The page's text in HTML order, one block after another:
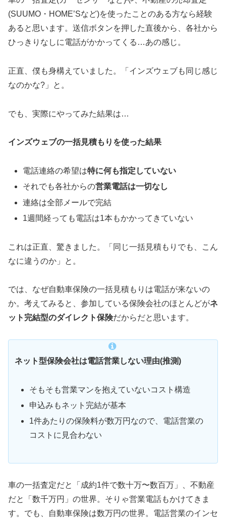
(SUUMO・HOME’Sなど)を使ったことのある方なら経験
あると思います。送信ボタンを押した直後から、各社から
ひっきりなしに電話がかかってくる…あの感じ。
正直、僕も身構えていました。「インズウェブも同じ感じ
なのかな?」と。
でも、実際にやってみた結果は…
インズウェブの一括見積もりを使った結果
電話連絡の希望は特に何も指定していない
それでも各社からの営業電話は一切なし
連絡は全部メールで完結
1週間経っても電話は1本もかかってきていない
これは正直、驚きました。「同じ一括見積もりでも、こん
なに違うのか」と。
では、なぜ自動車保険の一括見積もりは電話が来ないの
か。考えてみると、参加している保険会社のほとんどがネ
ット完結型のダイレクト保険だからだと思います。
ネット型保険会社は電話営業しない理由(推測)
そもそも営業マンを抱えていないコスト構造
申込みもネット完結が基本
1件あたりの保険料が数万円なので、電話営業の
コストに見合わない
車の一括査定だと「成約1件で数十万〜数百万」、不動産
だと「数千万円」の世界。そりゃ営業電話もかけてきま
す。でも、自動車保険は数万円の世界。電話営業のインセ